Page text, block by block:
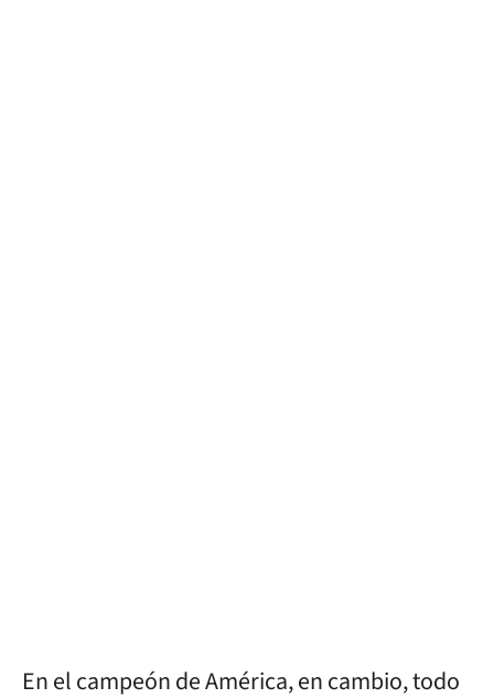
En el campeón de América, en cambio, todo